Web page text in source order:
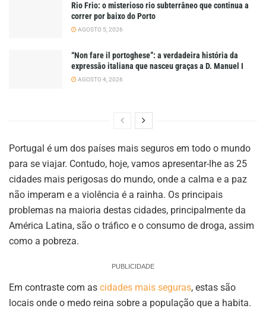
Rio Frio: o misterioso rio subterrâneo que continua a
correr por baixo do Porto
AGOSTO 5, 2026
“Non fare il portoghese”: a verdadeira história da
expressão italiana que nasceu graças a D. Manuel I
AGOSTO 4, 2026
Portugal é um dos países mais seguros em todo o mundo
para se viajar. Contudo, hoje, vamos apresentar-lhe as 25
cidades mais perigosas do mundo, onde a calma e a paz
não imperam e a violência é a rainha. Os principais
problemas na maioria destas cidades, principalmente da
América Latina, são o tráfico e o consumo de droga, assim
como a pobreza.
PUBLICIDADE
Em contraste com as cidades mais seguras, estas são
locais onde o medo reina sobre a população que a habita.